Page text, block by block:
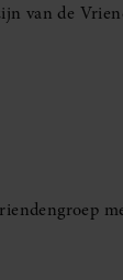
van de